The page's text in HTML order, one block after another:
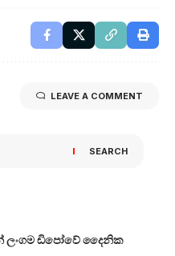
LEAVE A COMMENT
SEARCH
ලංගම ඩිපෝවේ දෛනික